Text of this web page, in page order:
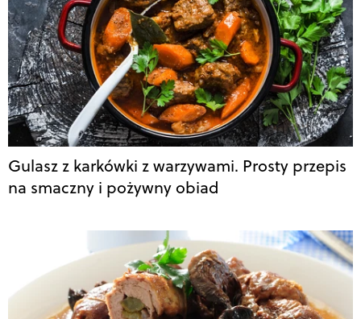
Gulasz z karkówki z warzywami. Prosty przepis
na smaczny i pożywny obiad